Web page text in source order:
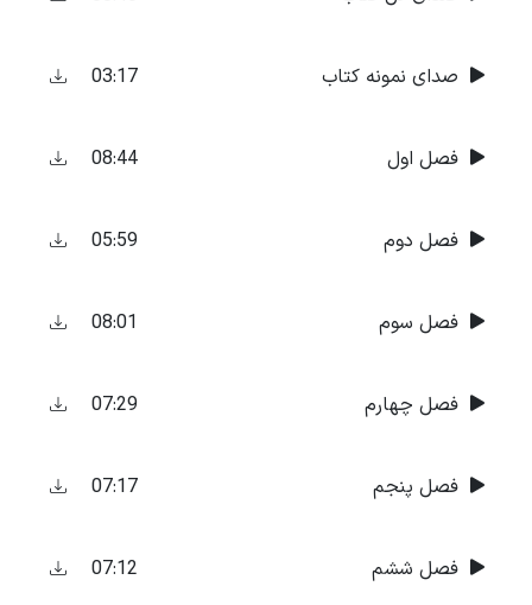
صدای نمونه کتاب 03:17
فصل اول 08:44
فصل دوم 05:59
فصل سوم 08:01
فصل چهارم 07:29
فصل پنجم 07:17
فصل ششم 07:12